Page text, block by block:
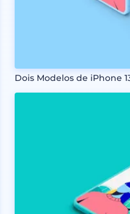
Dois Modelos de iPhone